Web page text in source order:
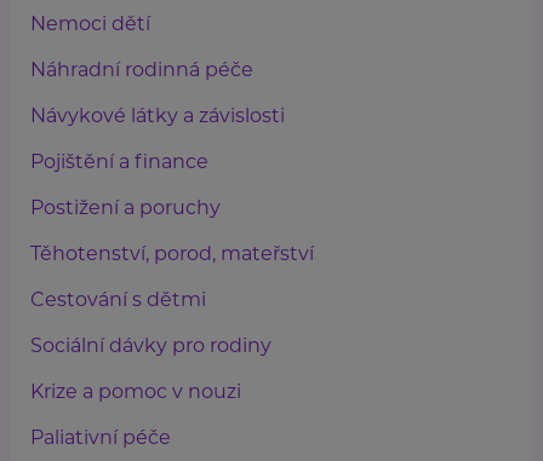
Nemoci dětí
Náhradní rodinná péče
Návykové látky a závislosti
Pojištění a finance
Postižení a poruchy
Těhotenství, porod, mateřství
Cestování s dětmi
Sociální dávky pro rodiny
Krize a pomoc v nouzi
Paliativní péče